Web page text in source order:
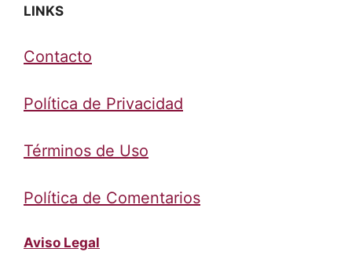
LINKS
Contacto
Política de Privacidad
Términos de Uso
Política de Comentarios
Aviso Legal